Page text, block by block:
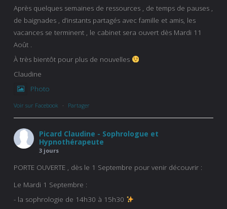
Après quelques semaines de ressources , de temps de pauses ,
de baignades , d’instants partagés avec famille et amis, les
vacances se terminent , le cabinet sera ouvert dès Mardi 11
Août .
À très bientôt pour plus de nouvelles
Claudine
Photo
Voir sur Facebook · Partager
Picard Claudine - Sophrologue et
Hypnothérapeute
3 jours
PORTE OUVERTE , dès le 1 Septembre pour venir découvrir :
Le Mardi 1 Septembre :
- la sophrologie de 14h30 à 15h30